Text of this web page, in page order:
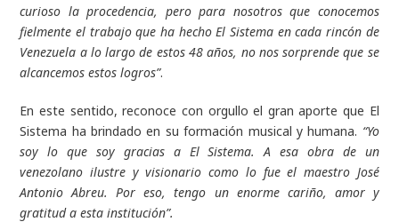
curioso la procedencia, pero para nosotros que conocemos
fielmente el trabajo que ha hecho El Sistema en cada rincón de
Venezuela a lo largo de estos 48 años, no nos sorprende que se
alcancemos estos logros”.
En este sentido, reconoce con orgullo el gran aporte que El
Sistema ha brindado en su formación musical y humana. “Yo
soy lo que soy gracias a El Sistema. A esa obra de un
venezolano ilustre y visionario como lo fue el maestro José
Antonio Abreu. Por eso, tengo un enorme cariño, amor y
gratitud a esta institución”.